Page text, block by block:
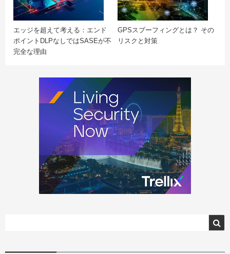
エッジを超えて考える：エンド
ポイントDLPなしではSASEが不
完全な理由
GPSスプーフィングとは？ その
リスクと対策